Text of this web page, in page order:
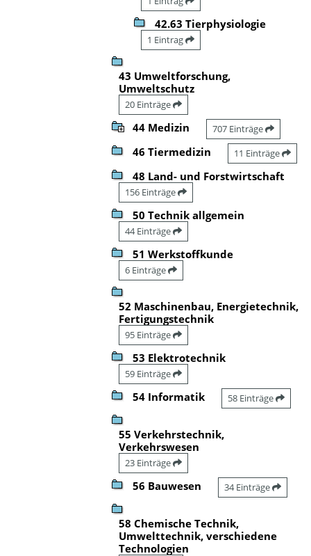
42.63 Tierphysiologie
1 Eintrag
43 Umweltforschung,
Umweltschutz
20 Einträge
44 Medizin 707 Einträge
46 Tiermedizin 11 Einträge
48 Land- und Forstwirtschaft
156 Einträge
50 Technik allgemein
44 Einträge
51 Werkstoffkunde
6 Einträge
52 Maschinenbau, Energietechnik,
Fertigungstechnik
95 Einträge
53 Elektrotechnik
59 Einträge
54 Informatik 58 Einträge
55 Verkehrstechnik,
Verkehrswesen
23 Einträge
56 Bauwesen 34 Einträge
58 Chemische Technik,
Umwelttechnik, verschiedene
Technologien